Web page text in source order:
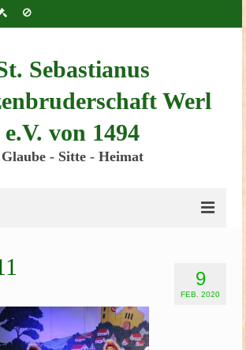
Sebastianus
Werl
e.V. von 1494
Glaube - Sitte - Heimat
9
FEB. 2020